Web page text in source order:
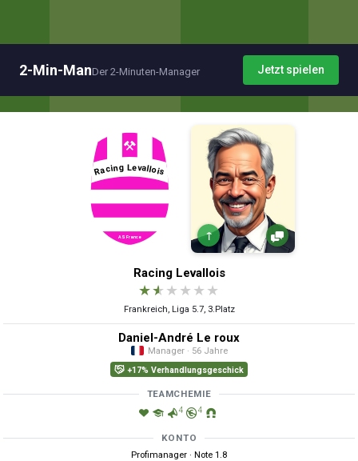
2-Min-ManDer 2-Minuten-Manager Jetzt spielen
↑
Racing Levallois
★★ ★ ★ ★ ★
Frankreich, Liga 5.7, 3.Platz
Daniel-André Le roux
Manager · 56 Jahre
+17% Verhandlungsgeschick
TEAMCHEMIE
4 4
KONTO
Profimanager · Note 1.8